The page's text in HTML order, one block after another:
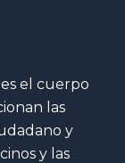
el cuerpo
las
y
y las